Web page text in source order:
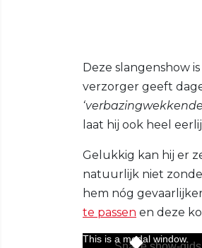
Deze slangenshow
verzorger geeft
laat hij ook heel
Gelukkig kan hij er
natuurlijk niet
hem nóg
te passen en deze